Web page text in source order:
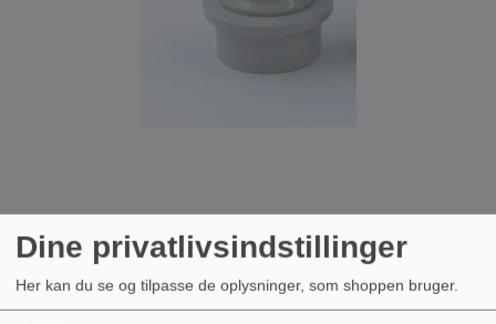
69,00 kr.
Dine privatlivsindstillinger
Her kan du se og tilpasse de oplysninger, som shoppen bruger.